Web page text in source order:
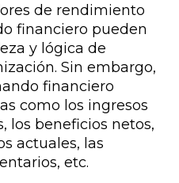
de rendimiento
financiero pueden
y lógica de
Sin embargo,
financiero
como los ingresos
los beneficios netos,
actuales, las
etc.